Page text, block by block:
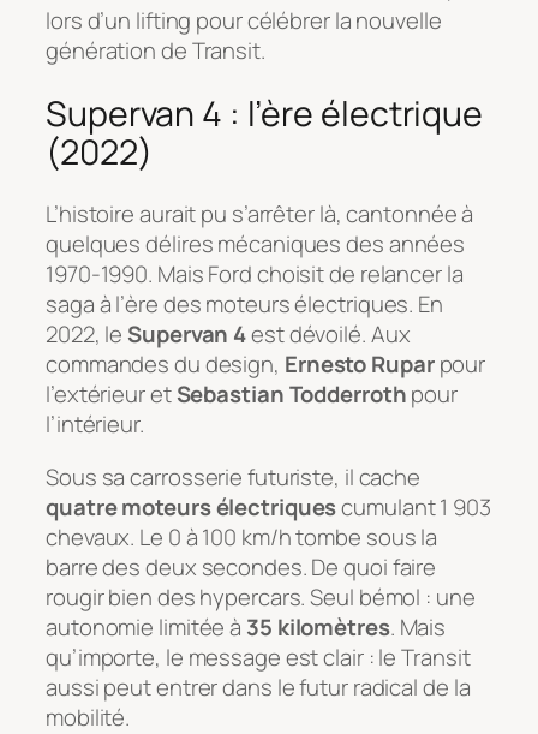
lors d’un lifting pour célébrer la nouvelle
génération de Transit.
Supervan 4 : l’ère électrique
(2022)
L’histoire aurait pu s’arrêter là, cantonnée à
quelques délires mécaniques des années
1970-1990. Mais Ford choisit de relancer la
saga à l’ère des moteurs électriques. En
2022, leSupervan 4est dévoilé. Aux
commandes du design, Ernesto Ruparpour
l’extérieur etSebastian Todderrothpour
l’intérieur.
Sous sa carrosserie futuriste, il cache
quatre moteurs électriquescumulant 1 903
chevaux. Le 0 à 100 km/h tombe sous la
barre des deux secondes. De quoi faire
rougir bien des hypercars. Seul bémol : une
autonomie limitée à 35 kilomètres. Mais
qu’importe, le message est clair : le Transit
aussi peut entrer dans le futur radical de la
mobilité.